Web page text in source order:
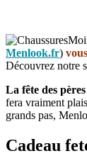
Menlook.fr)
Découvrez notre
La fête des
fera vraiment
grands pas,
Cadeau